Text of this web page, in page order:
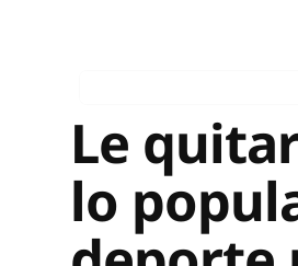
Le
lo